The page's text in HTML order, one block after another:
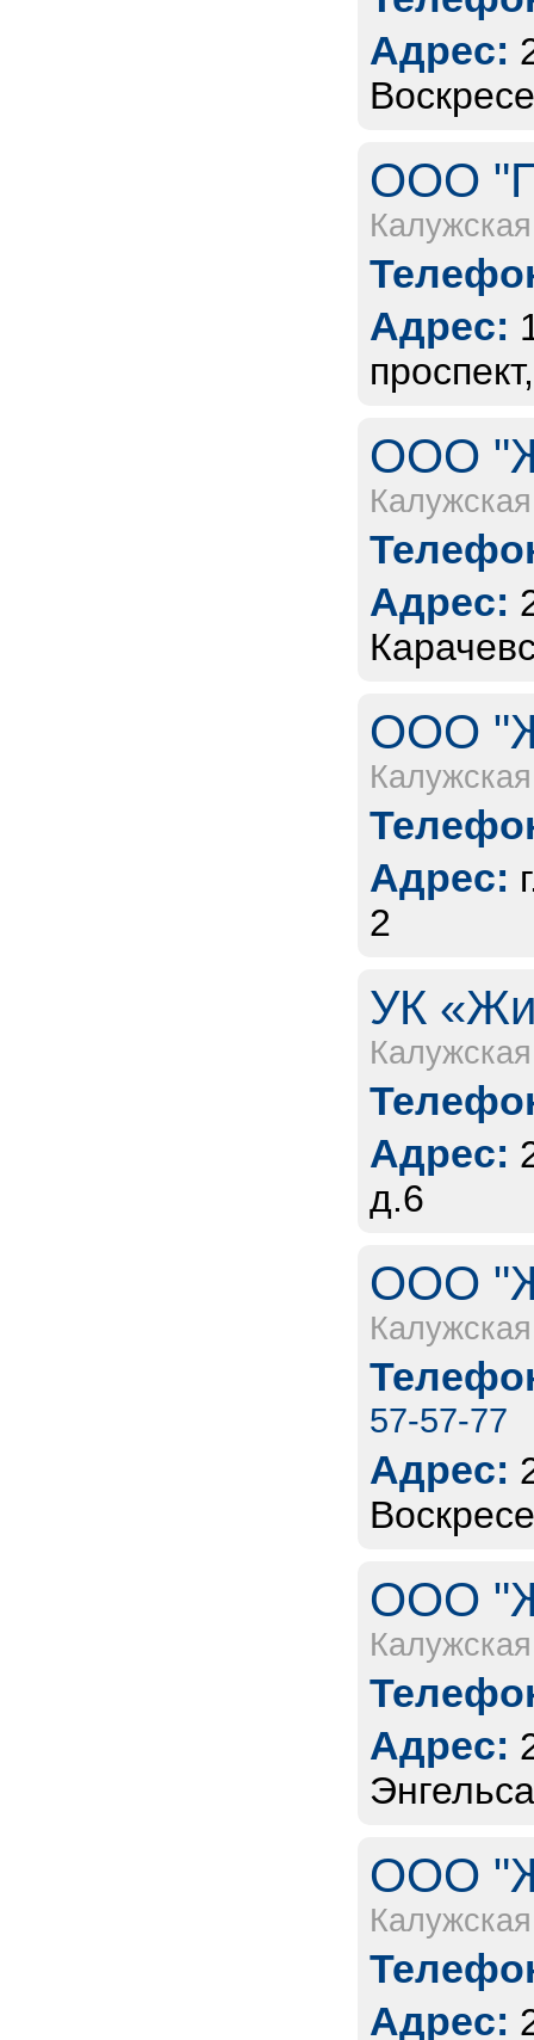
Адрес:
ООО
Адрес:
ООО
Адрес:
ООО
Адрес:
2
УК
Адрес:
д.6
ООО
57-57-77
Адрес:
ООО
Адрес:
ООО
Адрес: